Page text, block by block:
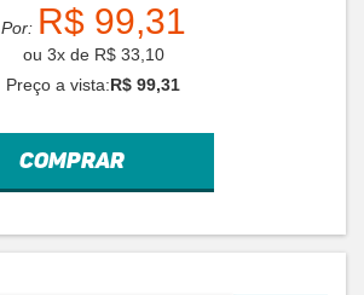
Por: R$ 99,31
ou 3xde R$ 33,10
Preço a vista:R$ 99,31
comprar